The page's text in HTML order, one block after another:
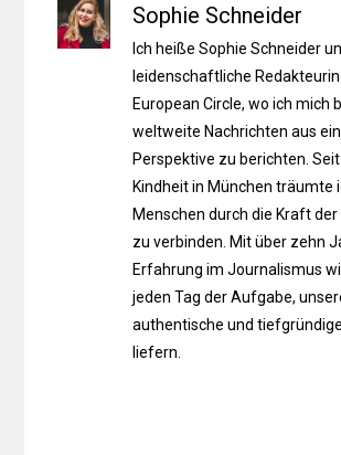
Sophie Schneider
Ich heiße Sophie Schneider
leidenschaftliche
European Circle, wo ich mich
weltweite Nachrichten aus
Perspektive zu berichten.
Kindheit in München träumte
Menschen durch die Kraft
zu verbinden. Mit über zehn
Erfahrung im Journalismus
jeden Tag der Aufgabe,
authentische und
liefern.